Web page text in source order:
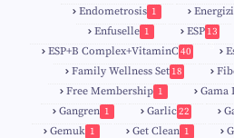
Endometrosis 1
Enfuselle 1 ESP 13
ESP+B Complex+VitaminC 40
Family Wellness Set 18
Free Membership 1 Gama
Gangren 1 Garlic22
Gemuk 1 Get Clean 1